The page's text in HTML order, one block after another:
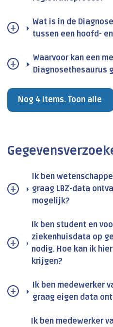
Wat is in de
tussen een hoofd-
Waarvoor kan een
Diagnosethesaurus
Nog 4 items. Toon alle
Ik ben
graag LBZ-data
mogelijk?
Ik ben student en
ziekenhuisdata op
nodig. Hoe kan ik
krijgen?
Ik ben medewerker
graag eigen data
Ik ben medewerker